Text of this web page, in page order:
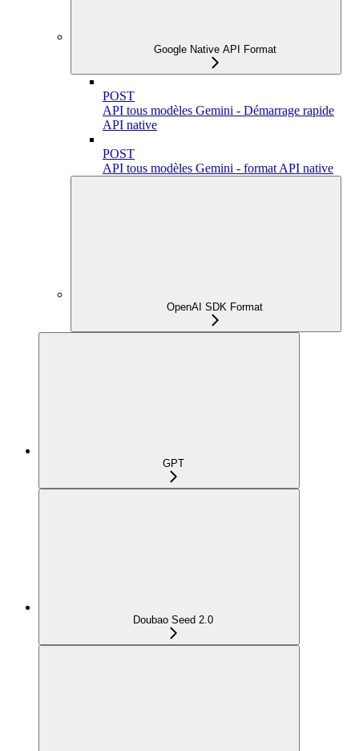
Google Native API Format
POST
API tous modèles Gemini - Démarrage rapide
API native
POST
API tous modèles Gemini - format API native
OpenAI SDK Format
GPT
Doubao Seed 2.0